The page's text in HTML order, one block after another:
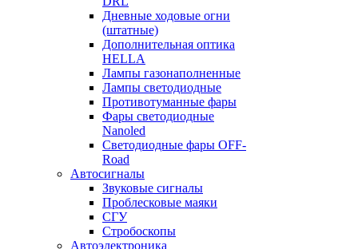
Дневные ходовые огни
(штатные)
Дополнительная оптика
HELLA
Лампы газонаполненные
Лампы светодиодные
Противотуманные фары
Фары светодиодные
Nanoled
Светодиодные фары OFF-
Road
Автосигналы
Звуковые сигналы
Проблесковые маяки
СГУ
Стробоскопы
Автоэлектроника